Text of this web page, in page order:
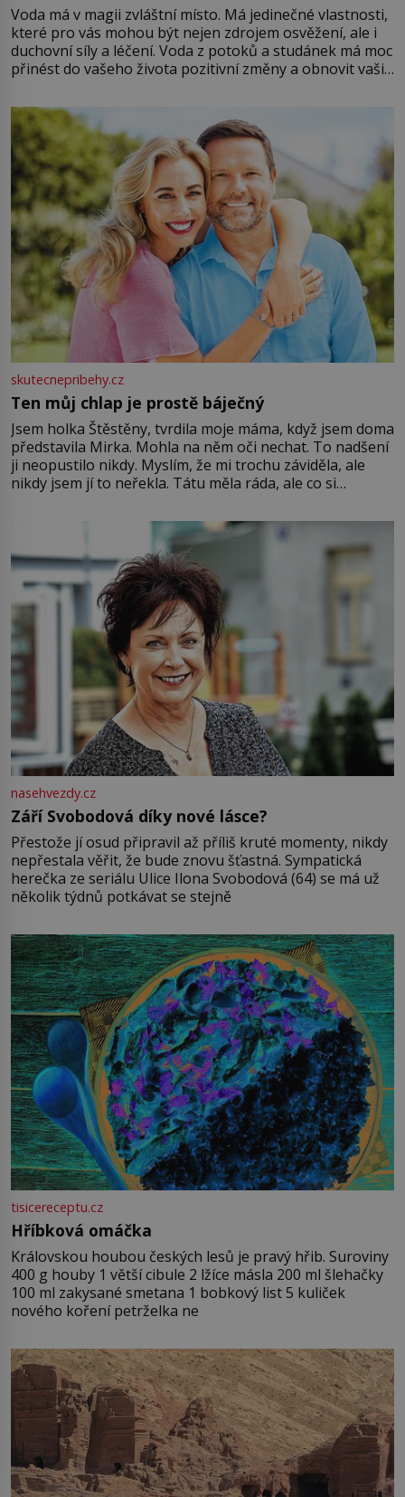
Voda má v magii zvláštní místo. Má jedinečné vlastnosti,
které pro vás mohou být nejen zdrojem osvěžení, ale i
duchovní síly a léčení. Voda z potoků a studánek má moc
přinést do vašeho života pozitivní změny a obnovit vaši
můžete obohatit své rituály a přinést do svého života
větší harmonii a klid. Je důležité
skutecnepribehy.cz
Ten můj chlap je prostě báječný
Jsem holka Štěstěny, tvrdila moje máma, když jsem doma
představila Mirka. Mohla na něm oči nechat. To nadšení
ji neopustilo nikdy. Myslím, že mi trochu záviděla, ale
nikdy jsem jí to neřekla. Tátu měla ráda, ale co si
Jsme spolu moc rádi Tehdy byla jiná doba, když
nasehvezdy.cz
Září Svobodová díky nové lásce?
Přestože jí osud připravil až příliš kruté momenty, nikdy
nepřestala věřit, že bude znovu šťastná. Sympatická
herečka ze seriálu Ulice Ilona Svobodová (64) se má už
několik týdnů potkávat se stejně
tisicereceptu.cz
Hříbková omáčka
Královskou houbou českých lesů je pravý hřib. Suroviny
400 g houby 1 větší cibule 2 lžíce másla 200 ml šlehačky
100 ml zakysané smetana 1 bobkový list 5 kuliček
nového koření petrželka ne